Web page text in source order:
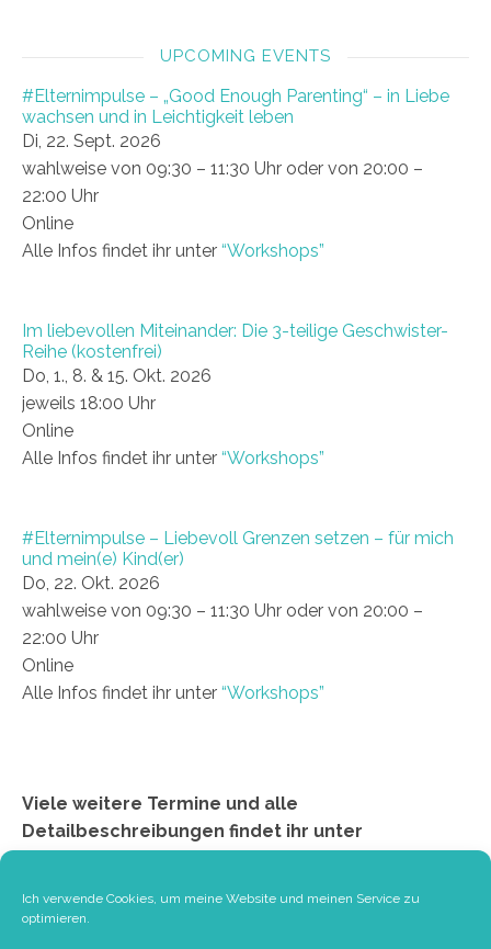
Ich verwende Cookies, um meine Website und meinen Service zu
optimieren.
UPCOMING EVENTS
#Elternimpulse – „Good Enough Parenting“ – in Liebe
wachsen und in Leichtigkeit leben
Di, 22. Sept. 2026
wahlweise von 09:30 – 11:30 Uhr oder von 20:00 –
22:00 Uhr
Online
Alle Infos findet ihr unter “Workshops”
Im liebevollen Miteinander: Die 3-teilige Geschwister-
Reihe (kostenfrei)
Do, 1., 8. & 15. Okt. 2026
jeweils 18:00 Uhr
Online
Alle Infos findet ihr unter “Workshops”
#Elternimpulse – Liebevoll Grenzen setzen – für mich
und mein(e) Kind(er)
Do, 22. Okt. 2026
wahlweise von 09:30 – 11:30 Uhr oder von 20:00 –
22:00 Uhr
Online
Alle Infos findet ihr unter “Workshops”
Viele weitere Termine und alle
Detailbeschreibungen findet ihr unter